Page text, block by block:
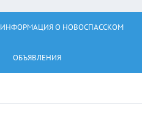
ИНФОРМАЦИЯ О НОВОСПАССКОМ
ОБЪЯВЛЕНИЯ